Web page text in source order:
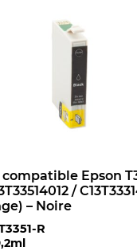
Epson
/
– Noire
R